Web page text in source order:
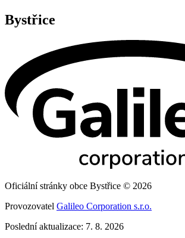
Bystřice
Oficiální stránky obce Bystřice © 2026
Provozovatel Galileo Corporation s.r.o.
Poslední aktualizace: 7. 8. 2026